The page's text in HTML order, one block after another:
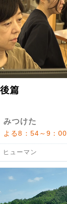
篇
みつけた
よる8：54～9：00
ヒューマン